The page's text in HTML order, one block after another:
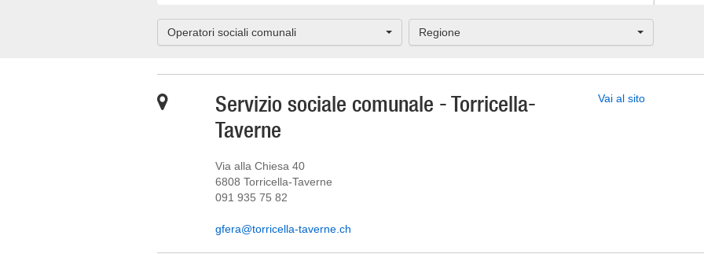
Operatori sociali comunali Regione
Servizio sociale comunale - Torricella-
Taverne
Via alla Chiesa 40
6808 Torricella-Taverne
091 935 75 82
gfera@torricella-taverne.ch
Vai al sito